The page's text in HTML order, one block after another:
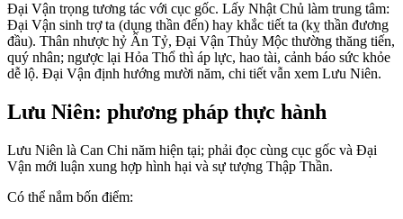
Đại Vận trọng tương tác với cục gốc. Lấy Nhật Chủ làm trung tâm:
Đại Vận sinh trợ ta (dụng thần đến) hay khắc tiết ta (kỵ thần đương
đầu). Thân nhược hỷ Ấn Tỷ, Đại Vận Thủy Mộc thường thăng tiến,
quý nhân; ngược lại Hỏa Thổ thì áp lực, hao tài, cảnh báo sức khỏe
dễ lộ. Đại Vận định hướng mười năm, chi tiết vẫn xem Lưu Niên.
Lưu Niên: phương pháp thực hành
Lưu Niên là Can Chi năm hiện tại; phải đọc cùng cục gốc và Đại
Vận mới luận xung hợp hình hại và sự tượng Thập Thần.
Có thể nắm bốn điểm: